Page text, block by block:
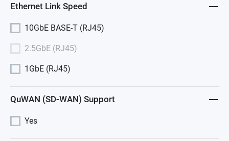
Ethernet Link Speed
10GbE BASE-T (RJ45)
2.5GbE (RJ45)
1GbE (RJ45)
QuWAN (SD-WAN) Support
Yes